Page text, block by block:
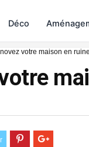
Déco
votre maison en